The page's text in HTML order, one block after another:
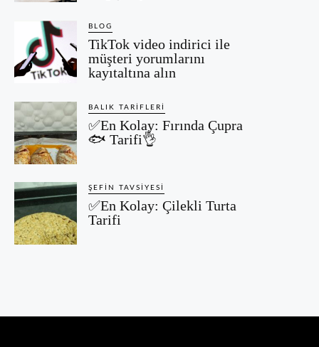
BLOG
TikTok video indirici ile
müşteri yorumlarını
kayıtaltına alın
BALIK TARIFLERI
✅En Kolay: Fırında Çupra
🐟 Tarifi👌
ŞEFIN TAVSIYESI
✅En Kolay: Çilekli Turta
Tarifi